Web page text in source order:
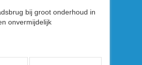
bij groot onderhoud in
onvermijdelijk